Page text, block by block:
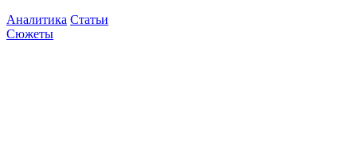
Аналитика Статьи
Сюжеты